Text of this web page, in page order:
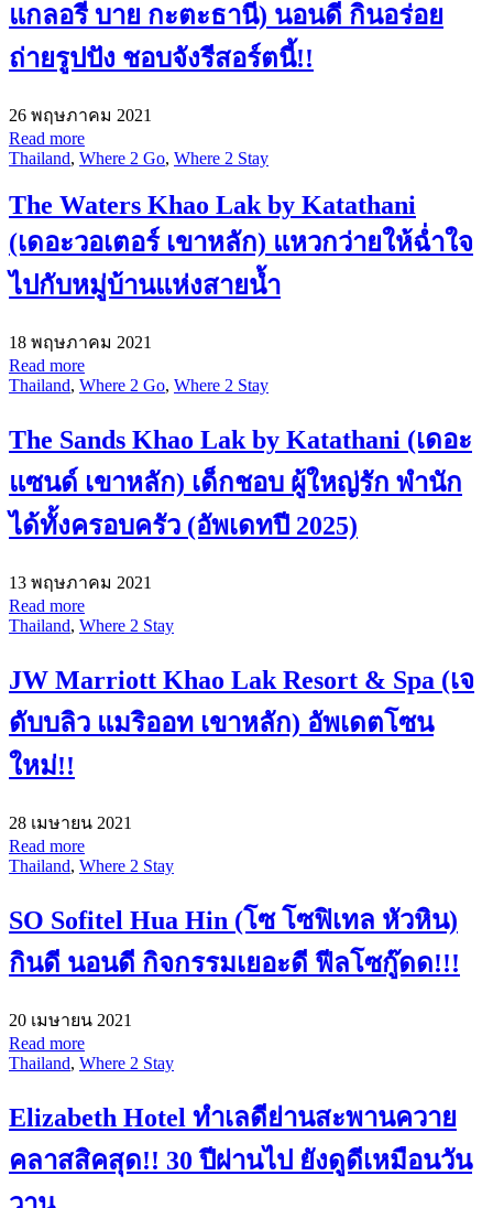
แกลอรี่ บาย กะตะธานี) นอนดี กินอร่อย
ถ่ายรูปปัง ชอบจังรีสอร์ตนี้!!
26 พฤษภาคม 2021
Read more
Thailand, Where 2 Go, Where 2 Stay
The Waters Khao Lak by Katathani
(เดอะวอเตอร์ เขาหลัก) แหวกว่ายให้ฉ่ำใจ
ไปกับหมู่บ้านแห่งสายน้ำ
18 พฤษภาคม 2021
Read more
Thailand, Where 2 Go, Where 2 Stay
The Sands Khao Lak by Katathani (เดอะ
แซนด์ เขาหลัก) เด็กชอบ ผู้ใหญ่รัก พำนัก
ได้ทั้งครอบครัว (อัพเดทปี 2025)
13 พฤษภาคม 2021
Read more
Thailand, Where 2 Stay
JW Marriott Khao Lak Resort & Spa (เจ
ดับบลิว แมริออท เขาหลัก) อัพเดตโซน
ใหม่!!
28 เมษายน 2021
Read more
Thailand, Where 2 Stay
SO Sofitel Hua Hin (โซ โซฟิเทล หัวหิน)
กินดี นอนดี กิจกรรมเยอะดี ฟีลโซกู๊ดด!!!
20 เมษายน 2021
Read more
Thailand, Where 2 Stay
Elizabeth Hotel ทำเลดีย่านสะพานควาย
คลาสสิคสุด!! 30 ปีผ่านไป ยังดูดีเหมือนวัน